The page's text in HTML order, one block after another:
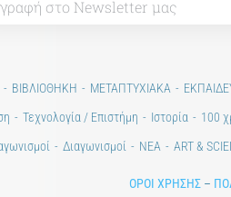
ΒΙΒΛΙΟΘΗΚΗ ΜΕΤΑΠΤΥΧΙΑΚΑ
Τεχνολογία / Επιστήμη Ιστορία 100
Διαγωνισμοί ΝΕΑ ART &
ΟΡΟΙ ΧΡΗΣΗΣ–